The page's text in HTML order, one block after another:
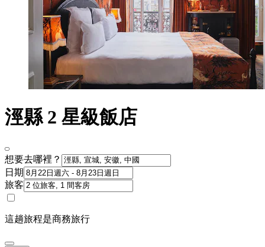
涇縣 2 星級飯店
想要去哪裡？
日期
旅客
這趟旅程是商務旅行